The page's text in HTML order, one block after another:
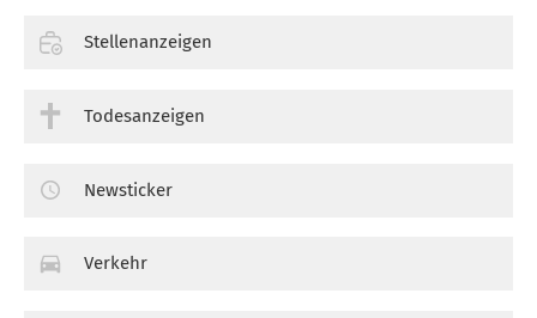
Stellenanzeigen
Todesanzeigen
Newsticker
Verkehr